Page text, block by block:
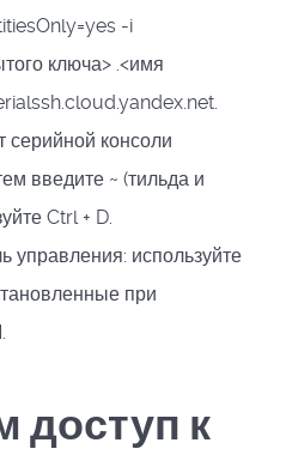
-i
ключа> .<имя
серийной консоли
введите ~ (тильда и
Ctrl + D.
управления: используйте
при
доступ к